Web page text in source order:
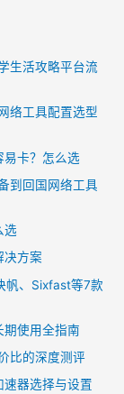
生活攻略平台流
络工具配置选型
易卡？怎么选
到回国网络工具
选
决方案
帆、Sixfast等7款
使用全指南
比的深度测评
器选择与设置